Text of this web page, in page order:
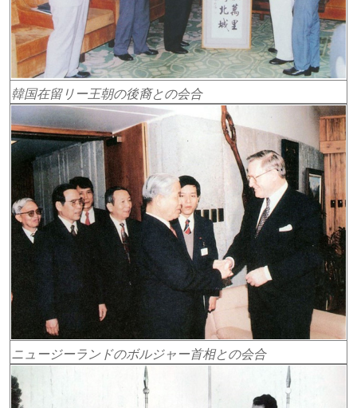
韓国在留リー王朝の後裔との会合
ニュージーランドのボルジャー首相との会合